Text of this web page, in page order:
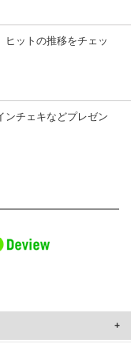
ヒットの推移をチェッ
ンチェキなどプレゼン